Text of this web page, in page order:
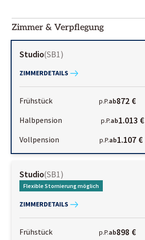
01-02
Zimmer & Verpflegung
Studio(SB1)
ZIMMERDETAILS
Frühstück p.P.ab872 €
Halbpension p.P.ab1.013 €
Vollpension p.P.ab1.107 €
Studio(SB1)
Flexible Stornierung möglich
ZIMMERDETAILS
Frühstück p.P.ab898 €